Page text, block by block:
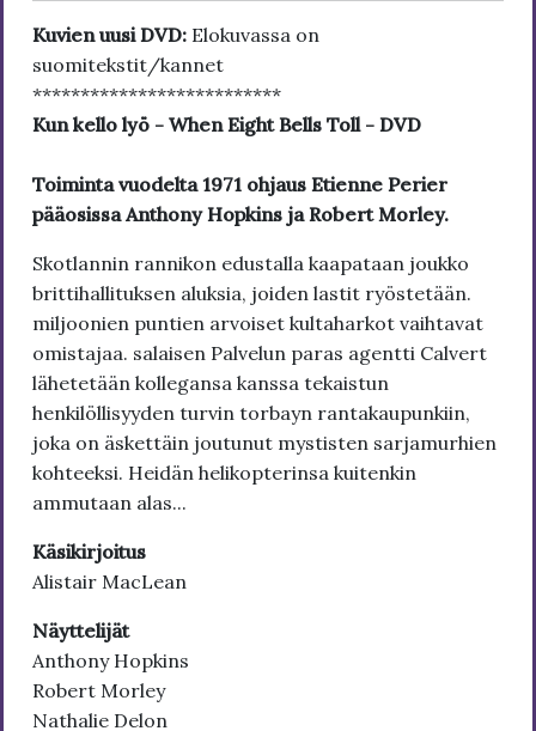
Kuvien uusi DVD: Elokuvassa on
suomitekstit/kannet
**************************
Kun kello lyö - When Eight Bells Toll - DVD
Toiminta vuodelta 1971 ohjaus Etienne Perier
pääosissa Anthony Hopkins ja Robert Morley.
Skotlannin rannikon edustalla kaapataan joukko
brittihallituksen aluksia, joiden lastit ryöstetään.
miljoonien puntien arvoiset kultaharkot vaihtavat
omistajaa. salaisen Palvelun paras agentti Calvert
lähetetään kollegansa kanssa tekaistun
henkilöllisyyden turvin torbayn rantakaupunkiin,
joka on äskettäin joutunut mystisten sarjamurhien
kohteeksi. Heidän helikopterinsa kuitenkin
ammutaan alas...
Käsikirjoitus
Alistair MacLean
Näyttelijät
Anthony Hopkins
Robert Morley
Nathalie Delon